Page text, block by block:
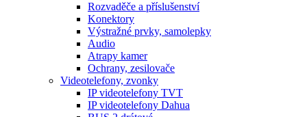
Rozvaděče a příslušenství
Konektory
Výstražné prvky, samolepky
Audio
Atrapy kamer
Ochrany, zesilovače
Videotelefony, zvonky
IP videotelefony TVT
IP videotelefony Dahua